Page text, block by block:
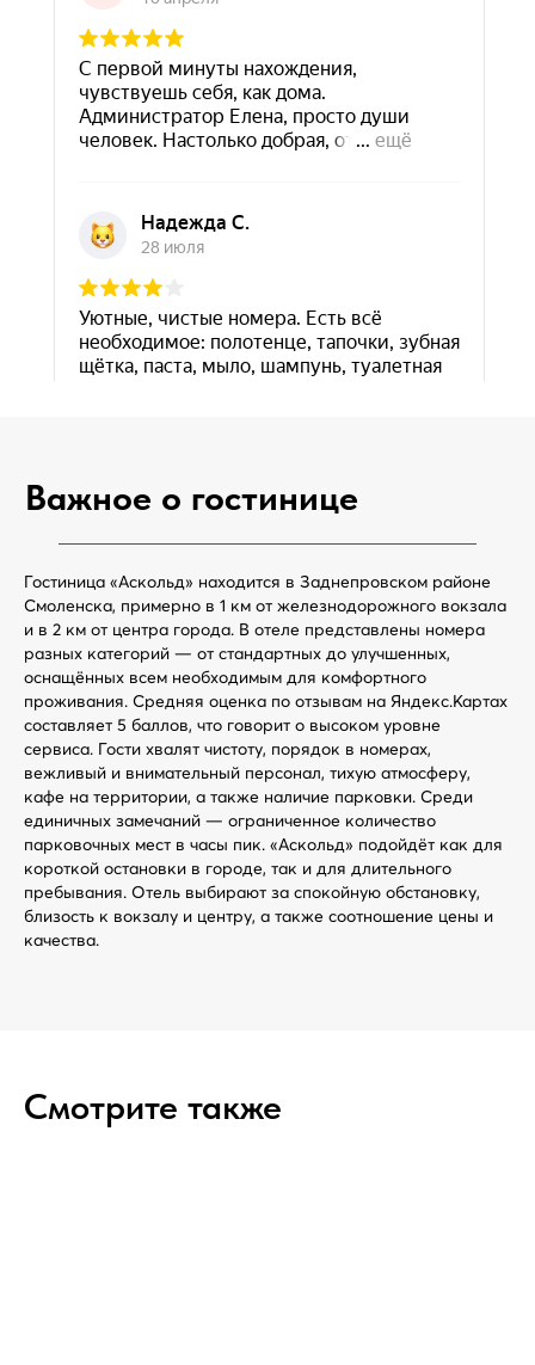
Важное о гостинице
Гостиница «Аскольд» находится в Заднепровском районе
Смоленска, примерно в 1 км от железнодорожного вокзала
и в 2 км от центра города. В отеле представлены номера
разных категорий — от стандартных до улучшенных,
оснащённых всем необходимым для комфортного
проживания. Средняя оценка по отзывам на Яндекс.Картах
составляет 5 баллов, что говорит о высоком уровне
сервиса. Гости хвалят чистоту, порядок в номерах,
вежливый и внимательный персонал, тихую атмосферу,
кафе на территории, а также наличие парковки. Среди
единичных замечаний — ограниченное количество
парковочных мест в часы пик. «Аскольд» подойдёт как для
короткой остановки в городе, так и для длительного
пребывания. Отель выбирают за спокойную обстановку,
близость к вокзалу и центру, а также соотношение цены и
качества.
Смотрите также